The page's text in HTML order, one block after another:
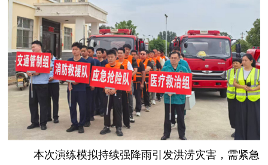
本次演练模拟持续强降雨引发洪涝灾害，需紧急